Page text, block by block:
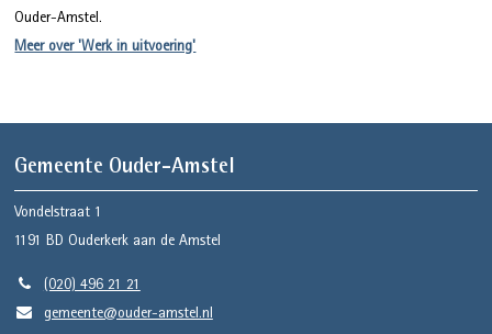
Ouder-Amstel.
Meer over 'Werk in uitvoering'
Gemeente Ouder-Amstel
Vondelstraat 1
1191 BD Ouderkerk aan de Amstel
(020) 496 21 21
gemeente@ouder-amstel.nl